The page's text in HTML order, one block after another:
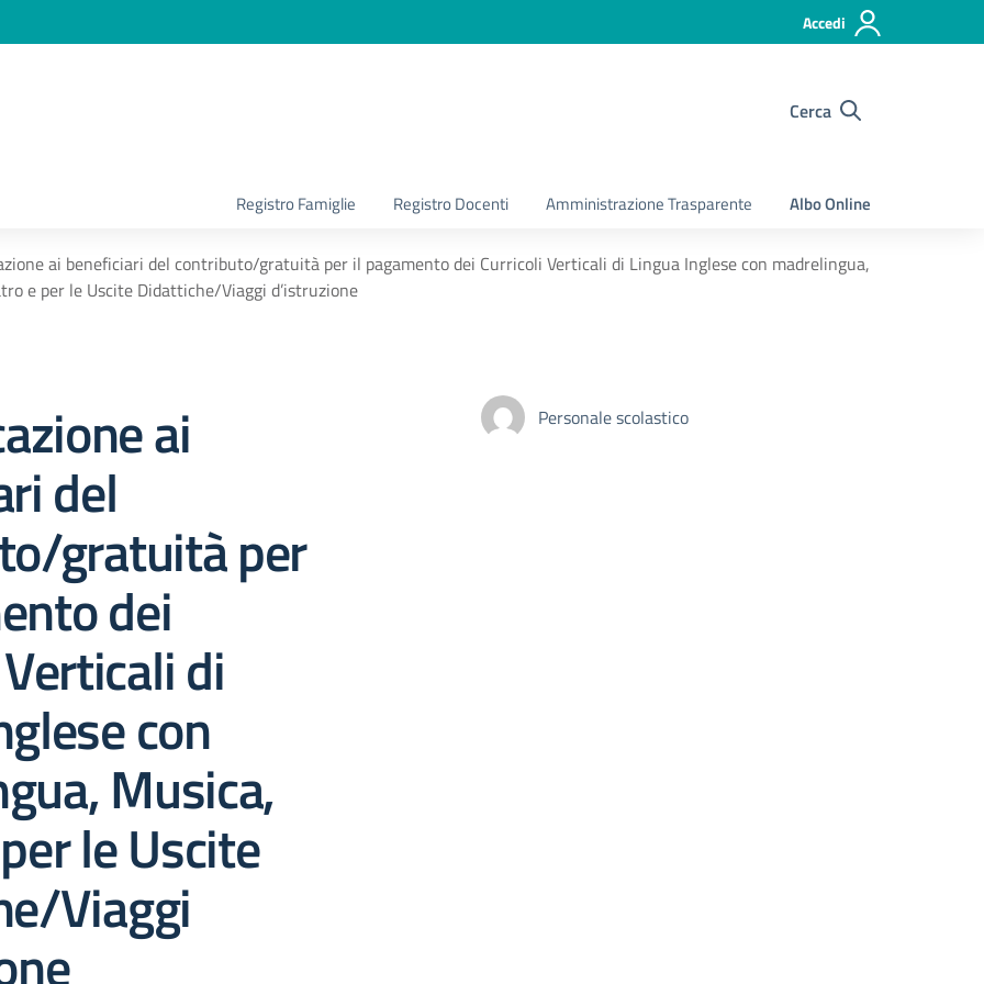
Accedi
Cerca
Registro Famiglie Registro Docenti Amministrazione Trasparente Albo Online
ai beneficiari del contributo/gratuità per il pagamento dei Curricoli Verticali di Lingua Inglese con madrelingua,
e per le Uscite Didattiche/Viaggi d’istruzione
ai
del
gratuità per
dei
di
con
Musica,
le Uscite
Viaggi
Personale scolastico